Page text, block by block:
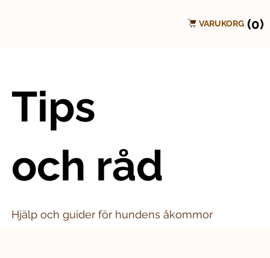
VARUKORG (0)
Tips
och råd
Hjälp och guider för hundens åkommor